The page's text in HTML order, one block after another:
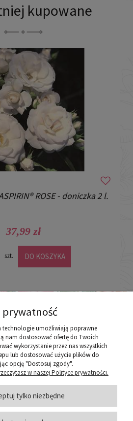
kupowane
ROSE - doniczka 2 l.
37,99 zł
szt. DO KOSZYKA
SPRZEDAŻY
prywatność
technologie umożliwiają poprawne
nam dostosować ofertę do Twoich
wykorzystanie przez nas wszystkich
lub dostosować użycie plików do
opcję "Dostosuj zgody".
w naszej Polityce prywatności.
tylko niezbędne